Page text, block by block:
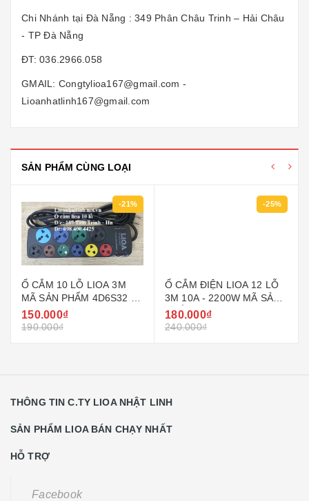
Chi Nhánh tại Đà Nẵng : 349 Phân Châu Trinh – Hải Châu
- TP Đà Nẵng
ĐT: 036.2966.058
GMAIL: Congtylioa167@gmail.com -
Lioanhatlinh167@gmail.com
SẢN PHẨM CÙNG LOẠI
-21%
Ổ CẮM 10 LỖ LIOA 3M
MÃ SẢN PHẨM 4D6S32 -
4D6SN3.2
150.000₫
190.000₫
-25%
Ổ CẮM ĐIỆN LIOA 12 LỖ
3M 10A - 2200W MÃ SẢN
PHẨM 5D7SN3.2
180.000₫
240.000₫
THÔNG TIN C.TY LIOA NHẬT LINH
SẢN PHẨM LIOA BÁN CHẠY NHẤT
HỖ TRỢ
Facebook